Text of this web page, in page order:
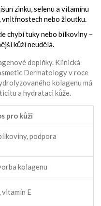
zinku, selenu a vitamínu
vnitřnostech nebo žloutku.
chybí tuky nebo bílkoviny –
kůži neudělá.
doplňky. Klinická
Dermatology v roce
kolagenu má
a hydrataci kůže.
pro kůži
podpora
kolagenu
vitamín E